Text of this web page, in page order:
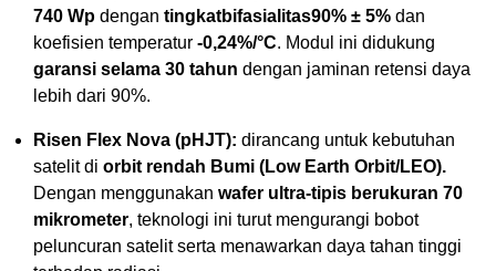
740 Wp dengan tingkatbifasialitas90% ± 5% dan
koefisien temperatur -0,24%/°C. Modul ini didukung
garansi selama 30 tahun dengan jaminan retensi daya
lebih dari 90%.
Risen Flex Nova (pHJT): dirancang untuk kebutuhan
satelit di orbit rendah Bumi (Low Earth Orbit/LEO).
Dengan menggunakan wafer ultra-tipis berukuran 70
mikrometer, teknologi ini turut mengurangi bobot
peluncuran satelit serta menawarkan daya tahan tinggi